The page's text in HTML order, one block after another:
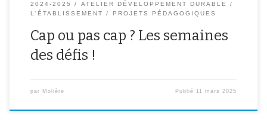
2024-2025
ATELIER DÉVELOPPEMENT DURABLE
L'ÉTABLISSEMENT
PROJETS PÉDAGOGIQUES
Cap ou pas cap ? Les semaines
des défis !
par Molière Publié 11 mars 2025